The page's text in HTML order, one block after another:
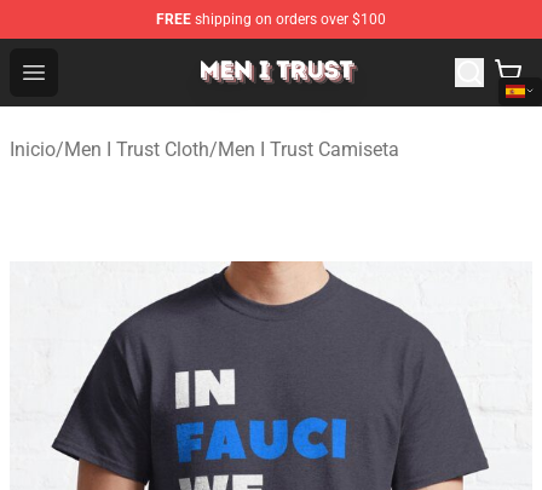
FREE shipping on orders over $100
Open menu
Men I Trust Shop - Official Men I Trust Merchandise Store
Inicio/Men I Trust Cloth/Men I Trust Camiseta